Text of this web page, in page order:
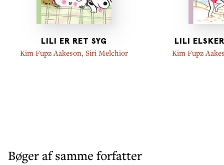
LILI ER RET SYG
Kim Fupz Aakeson, Siri Melchior
LILI
Kim Fupz
Bøger af samme forfatter